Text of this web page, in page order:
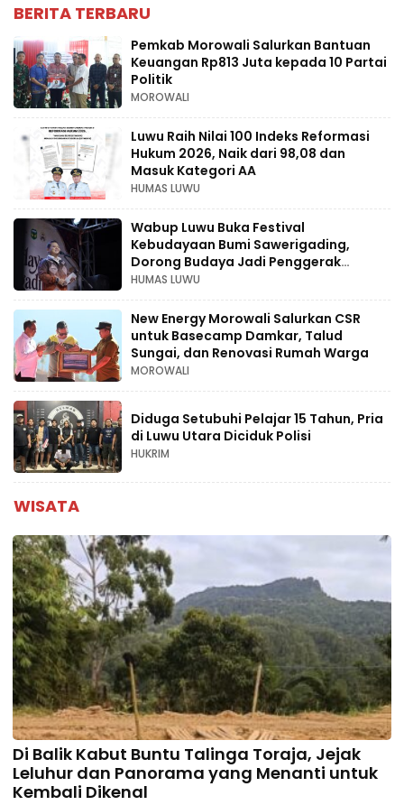
BERITA TERBARU
Pemkab Morowali Salurkan Bantuan
Keuangan Rp813 Juta kepada 10 Partai
Politik
MOROWALI
Luwu Raih Nilai 100 Indeks Reformasi
Hukum 2026, Naik dari 98,08 dan
Masuk Kategori AA
HUMAS LUWU
Wabup Luwu Buka Festival
Kebudayaan Bumi Sawerigading,
Dorong Budaya Jadi Penggerak
Ekonomi Kreatif
HUMAS LUWU
New Energy Morowali Salurkan CSR
untuk Basecamp Damkar, Talud
Sungai, dan Renovasi Rumah Warga
MOROWALI
Diduga Setubuhi Pelajar 15 Tahun, Pria
di Luwu Utara Diciduk Polisi
HUKRIM
WISATA
Di Balik Kabut Buntu Talinga Toraja, Jejak
Leluhur dan Panorama yang Menanti untuk
Kembali Dikenal